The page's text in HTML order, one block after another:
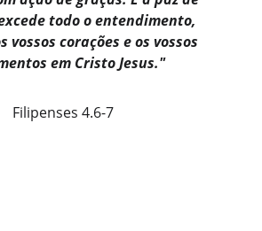
todo o entendimento,
vossos corações e os vossos
em Cristo Jesus."
Filipenses 4.6-7